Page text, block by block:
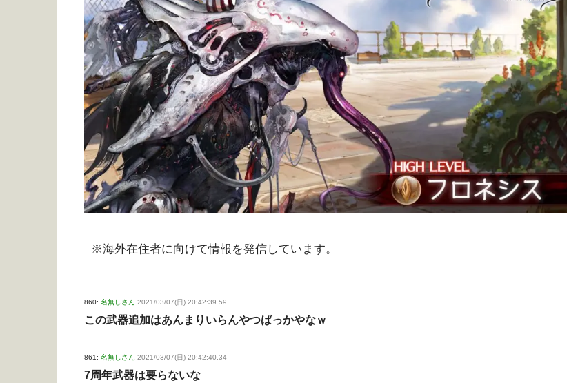
※海外在住者に向けて情報を発信しています。
860: 名無しさん 2021/03/07(日) 20:42:39.59
この武器追加はあんまりいらんやつばっかやなｗ
861: 名無しさん 2021/03/07(日) 20:42:40.34
7周年武器は要らないな